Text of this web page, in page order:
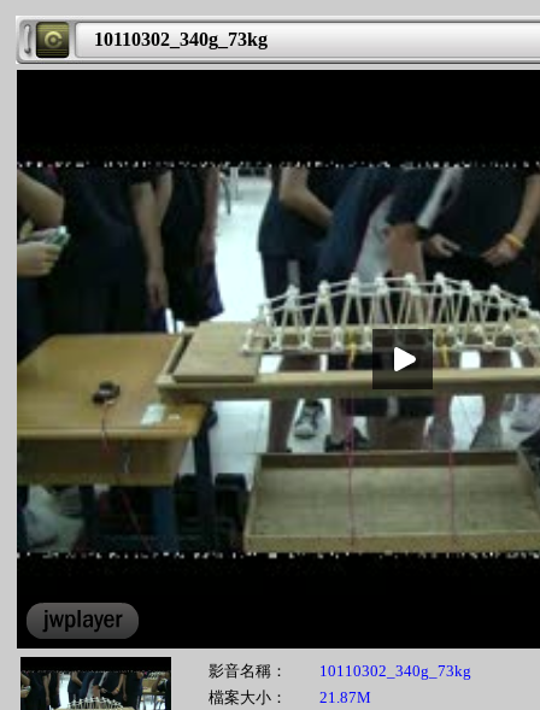
10110302_340g_73kg
影音名稱：
10110302_340g_73kg
檔案大小：
21.87M